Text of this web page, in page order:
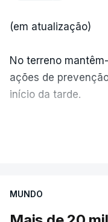
(em atualização)
No terreno
ações de
início da tarde.
MUNDO